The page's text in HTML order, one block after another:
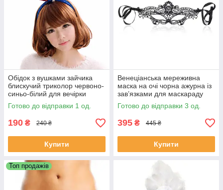
Обідок з вушками зайчика
блискучий триколор червоно-
синьо-білий для вечірки
Готово до відправки 1 од.
190 ₴ 240 ₴
Купити
Венеціанська мереживна
маска на очі чорна ажурна із
зав’язками для маскараду
Готово до відправки 3 од.
395 ₴ 445 ₴
Купити
Топ продажів